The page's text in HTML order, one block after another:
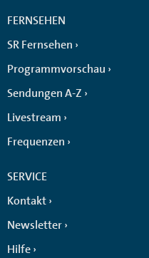
FERNSEHEN
SR Fernsehen
Programmvorschau
Sendungen A-Z
Livestream
Frequenzen
SERVICE
Kontakt
Newsletter
Hilfe